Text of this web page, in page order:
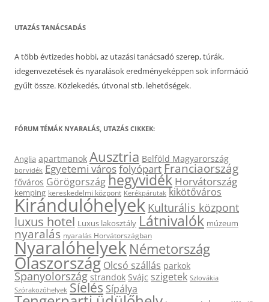
UTAZÁS TANÁCSADÁS
A több évtizedes hobbi, az utazási tanácsadó szerep, túrák,
idegenvezetések és nyaralások eredményeképpen sok információ
gyűlt össze. Közlekedés, útvonal stb. lehetőségek.
FÓRUM TÉMÁK NYARALÁS, UTAZÁS CIKKEK:
Anglia apartmanok Ausztria Belföld Magyarország
borvidék Egyetemi városfolyópartFranciaország
főváros Görögországhegyvidék Horvátország
kemping kereskedelmi központ Kerékpárutak kikötőváros
Kirándulóhelyek Kulturális központ
luxus hotel Luxus lakosztály Látnivalók múzeum
nyaralás nyaralás Horvátországban
Nyaralóhelyek Németország
Olaszország Olcsó szállás parkok
Spanyolország strandok Svájc szigetek Szlovákia
Szórakozóhelyek Síelés Sípálya